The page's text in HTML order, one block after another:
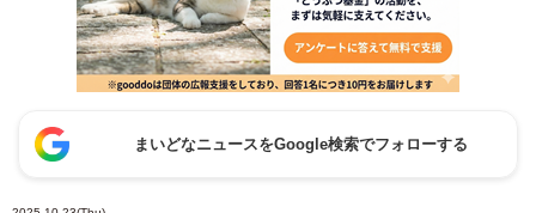
まいどなニュースをGoogle検索でフォローする